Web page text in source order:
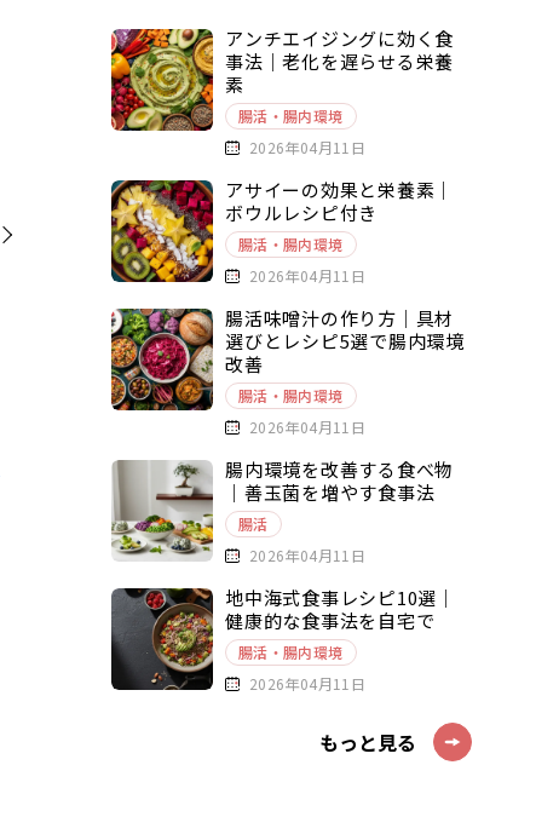
アンチエイジングに効く食
事法｜老化を遅らせる栄養
素
腸活・腸内環境
2026年04月11日
アサイーの効果と栄養素｜
ボウルレシピ付き
腸活・腸内環境
2026年04月11日
腸活味噌汁の作り方｜具材
選びとレシピ5選で腸内環境
改善
腸活・腸内環境
2026年04月11日
腸内環境を改善する食べ物
｜善玉菌を増やす食事法
腸活
2026年04月11日
地中海式食事レシピ10選｜
健康的な食事法を自宅で
腸活・腸内環境
2026年04月11日
もっと見る